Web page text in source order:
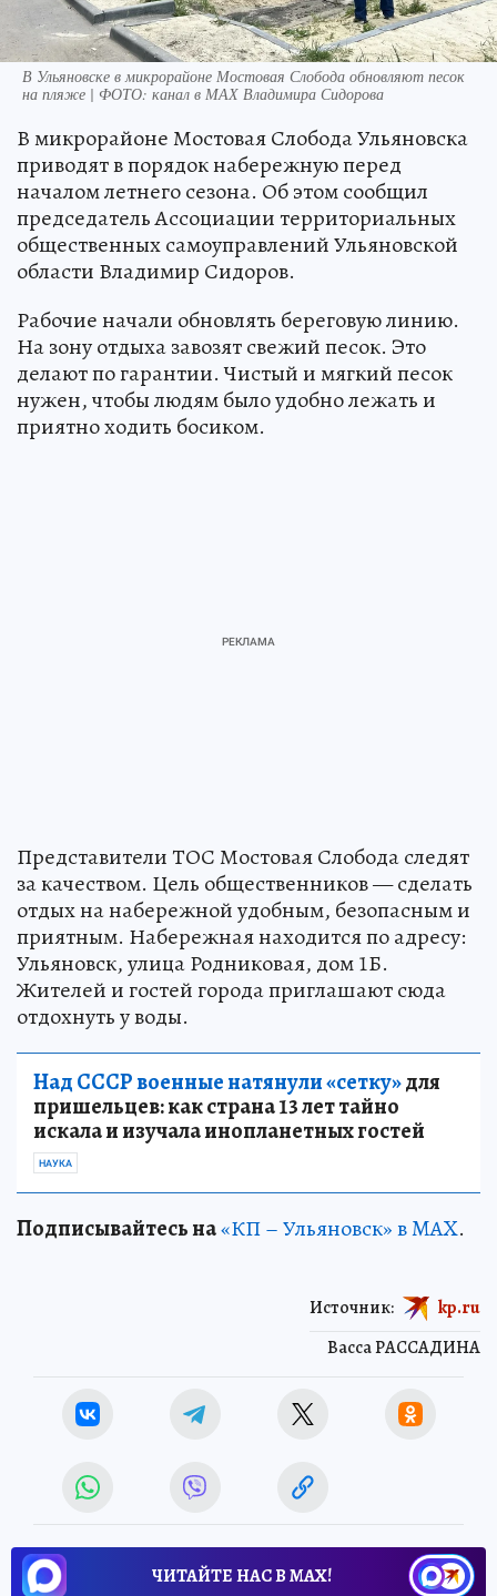
В Ульяновске в микрорайоне Мостовая Слобода обновляют песок
на пляже | ФОТО: канал в МАХ Владимира Сидорова
В микрорайоне Мостовая Слобода Ульяновска
приводят в порядок набережную перед
началом летнего сезона. Об этом сообщил
председатель Ассоциации территориальных
общественных самоуправлений Ульяновской
области Владимир Сидоров.
Рабочие начали обновлять береговую линию.
На зону отдыха завозят свежий песок. Это
делают по гарантии. Чистый и мягкий песок
нужен, чтобы людям было удобно лежать и
приятно ходить босиком.
Представители ТОС Мостовая Слобода следят
за качеством. Цель общественников — сделать
отдых на набережной удобным, безопасным и
приятным. Набережная находится по адресу:
Ульяновск, улица Родниковая, дом 1Б.
Жителей и гостей города приглашают сюда
отдохнуть у воды.
Над СССР военные натянули «сетку»для
пришельцев: как страна 13 лет тайно
искала и изучала инопланетных гостей
НАУКА
Подписывайтесь на«КП – Ульяновск» в MAX.
Васса РАССАДИНА
Источник: kp.ru
ЧИТАЙТЕ НАС В МАХ!